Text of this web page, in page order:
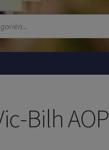
Bilh AOP